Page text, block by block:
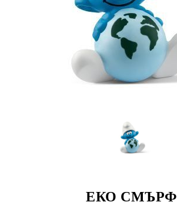
ЕКО СМЪРФ